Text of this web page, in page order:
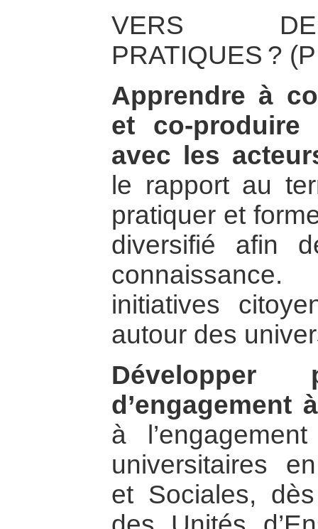
VERS DE
PRATIQUES ?
Apprendre à
et co-
avec les
le rapport au
pratiquer et
diversifié afin
initiatives
autour des
Développer
d’engagement
à
universitaires
et Sociales,